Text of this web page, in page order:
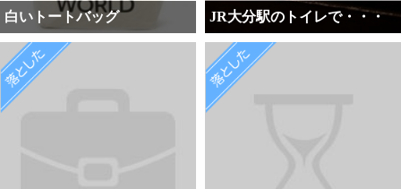
白いトートバッグ JR大分駅のトイレで・・・